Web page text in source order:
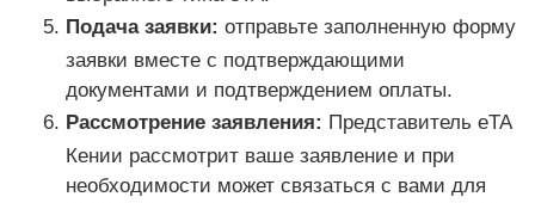
Подача заявки: отправьте заполненную форму
заявки вместе с подтверждающими
документами и подтверждением оплаты.
Рассмотрение заявления: Представитель eTA
Кении рассмотрит ваше заявление и при
необходимости может связаться с вами для